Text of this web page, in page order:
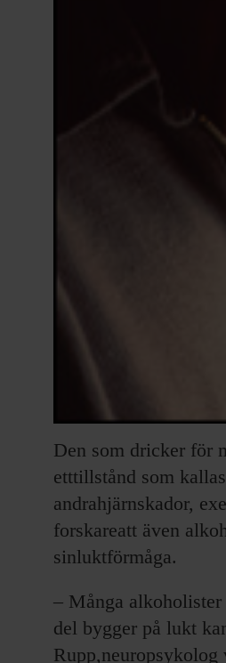
Den som dricker för
etttillstånd som
andrahjärnskador,
forskareatt även
sinluktförmåga.
– Många
del bygger på lukt